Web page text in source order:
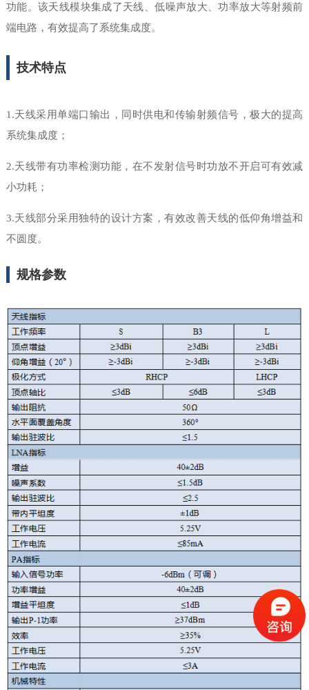
功能。该天线模块集成了天线、低噪声放大、功率放大等射频前
端电路，有效提高了系统集成度。
技术特点
1.天线采用单端口输出，同时供电和传输射频信号，极大的提高
系统集成度；
2.天线带有功率检测功能，在不发射信号时功放不开启可有效减
小功耗；
3.天线部分采用独特的设计方案，有效改善天线的低仰角增益和
不圆度。
规格参数